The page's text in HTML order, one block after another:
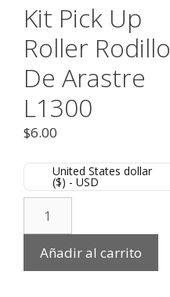
Kit Pick Up
Roller Rodillo
De Arastre
L1300
$6.00
United States dollar
($) - USD
Añadir al carrito